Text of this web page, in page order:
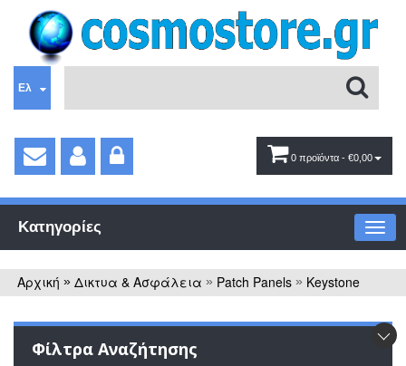
Ελ
0 προϊόντα - €0,00
Κατηγορίες
Αρχική » Δικτυα & Ασφάλεια » Patch Panels » Keystone
Φίλτρα Αναζήτησης